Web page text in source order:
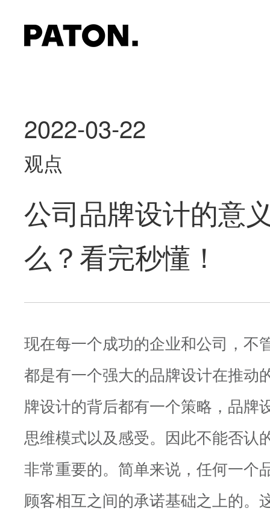
2022-03-22
观点
公司品牌设计的意
么？看完秒懂！
现在每一个成功的企业和公司，不
都是有一个强大的品牌设计在推动
牌设计的背后都有一个策略，品牌
思维模式以及感受。因此不能否认
非常重要的。简单来说，任何一个
顾客相互之间的承诺基础之上的。